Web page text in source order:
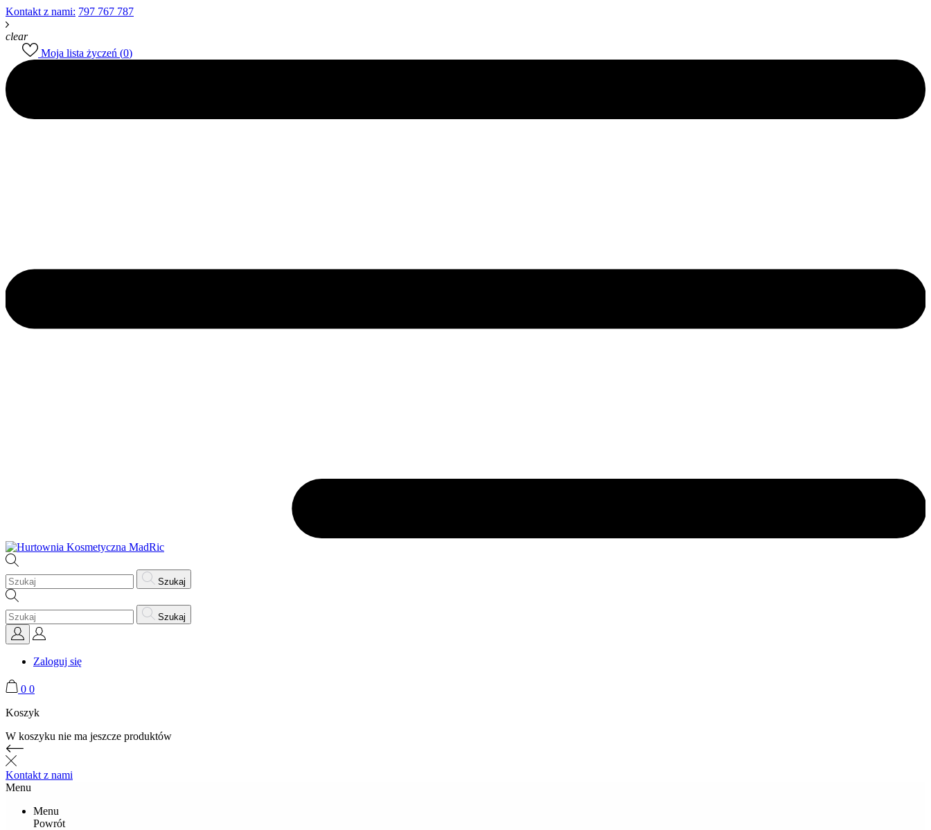
Kontakt z nami: 797 767 787
clear
Moja lista życzeń (0)
Szukaj
Szukaj
Zaloguj się
0 0
Koszyk
W koszyku nie ma jeszcze produktów
Kontakt z nami
Menu
Menu
Powrót